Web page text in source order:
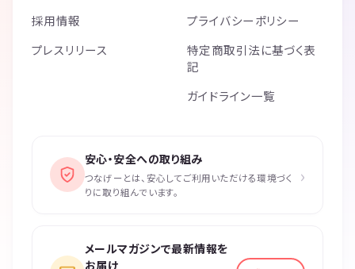
採用情報
プレスリリース
プライバシーポリシー
特定商取引法に基づく表
記
ガイドライン一覧
安心・安全への取り組み
つなげーとは、安心してご利用いただける環境づく
りに取り組んでいます。
›
メールマガジンで最新情報を
お届け